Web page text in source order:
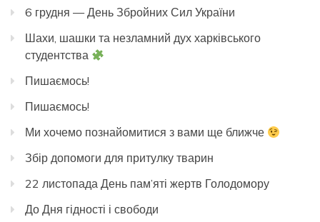
6 грудня — День Збройних Сил України
Шахи, шашки та незламний дух харківського
студентства
Пишаємось!
Пишаємось!
Ми хочемо познайомитися з вами ще ближче
Збір допомоги для притулку тварин
22 листопада День пам’яті жертв Голодомору
До Дня гідності і свободи